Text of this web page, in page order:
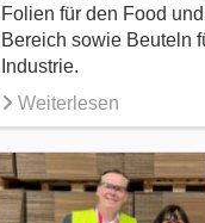
Folien für den Food
Bereich sowie Beuteln
Industrie.
Weiterlesen